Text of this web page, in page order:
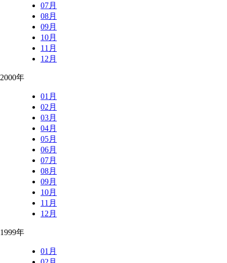
07月
08月
09月
10月
11月
12月
2000年
01月
02月
03月
04月
05月
06月
07月
08月
09月
10月
11月
12月
1999年
01月